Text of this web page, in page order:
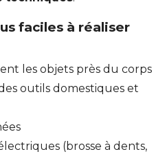
faciles à réaliser
les objets près du corps
outils domestiques et
(brosse à dents,